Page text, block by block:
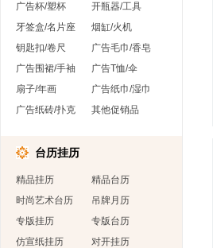
广告杯/塑杯
开瓶器/工具
牙签盒/名片座
烟缸/火机
钥匙扣/卷尺
广告毛巾/香皂
广告围裙/手袖
广告T恤/伞
扇子/年画
广告纸巾/湿巾
广告纸砖/扑克
其他促销品
台历挂历
精品挂历
精品台历
时尚艺术台历
吊牌月历
专版挂历
专版台历
仿宣纸挂历
对开挂历